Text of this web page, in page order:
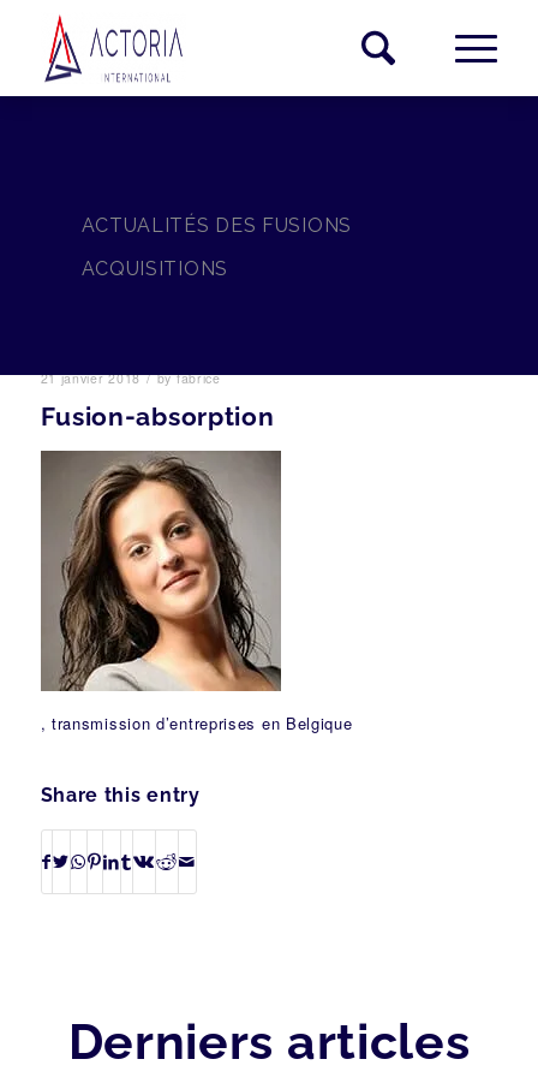
ACTUALITÉS DES FUSIONS
ACQUISITIONS
21 janvier 2018 / byfabrice
Fusion-absorption
, transmission d’entreprises en Belgique
Share this entry
Derniers articles